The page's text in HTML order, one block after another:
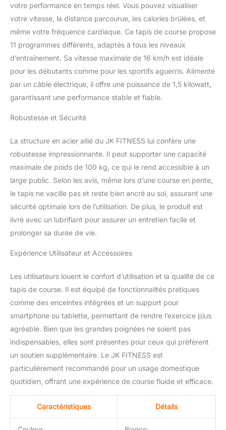
votre performance en temps réel. Vous pouvez visualiser
votre vitesse, la distance parcourue, les calories brûlées, et
même votre fréquence cardiaque. Ce tapis de course propose
11 programmes différents, adaptés à tous les niveaux
d’entraînement. Sa vitesse maximale de 16 km/h est idéale
pour les débutants comme pour les sportifs aguerris. Alimenté
par un câble électrique, il offre une puissance de 1,5 kilowatt,
garantissant une performance stable et fiable.
Robustesse et Sécurité
La structure en acier allié du JK FITNESS lui confère une
robustesse impressionnante. Il peut supporter une capacité
maximale de poids de 100 kg, ce qui le rend accessible à un
large public. Selon les avis, même lors d’une course en pente,
le tapis ne vacille pas et reste bien ancré au sol, assurant une
sécurité optimale lors de l’utilisation. De plus, le produit est
livré avec un lubrifiant pour assurer un entretien facile et
prolonger sa durée de vie.
Expérience Utilisateur et Accessoires
Les utilisateurs louent le confort d’utilisation et la qualité de ce
tapis de course. Il est équipé de fonctionnalités pratiques
comme des enceintes intégrées et un support pour
smartphone ou tablette, permettant de rendre l’exercice plus
agréable. Bien que les grandes poignées ne soient pas
indispensables, elles sont présentes pour ceux qui préfèrent
un soutien supplémentaire. Le JK FITNESS est
particulièrement recommandé pour un usage domestique
quotidien, offrant une expérience de course fluide et efficace.
Caractéristiques Détails